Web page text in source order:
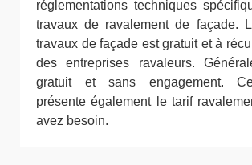
réglementations techniques
travaux de ravalement de façade.
travaux de façade est gratuit et à
des entreprises ravaleurs.
gratuit et sans engagement.
présente également le tarif
avez besoin.